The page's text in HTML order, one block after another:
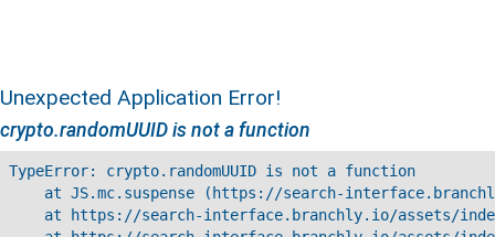
Unexpected Application Error!
crypto.randomUUID is not a function
TypeError: crypto.randomUUID is not a function
at JS.mc.suspense (https://search-
at https://search-interface.branchly.io/assets/